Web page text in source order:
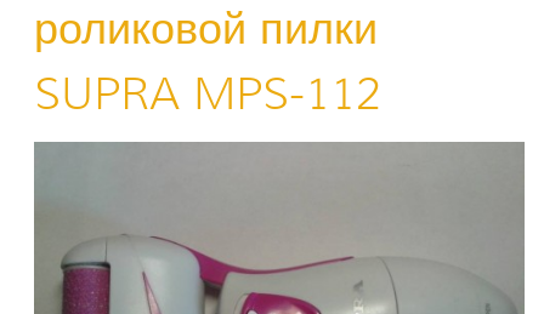
роликовой пилки
SUPRA MPS-112